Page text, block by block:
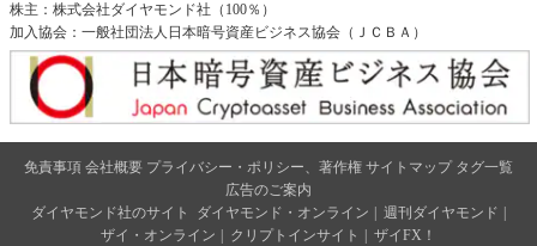
株主：株式会社ダイヤモンド社（100％）
加入協会：一般社団法人日本暗号資産ビジネス協会（ＪＣＢＡ）
免責事項 会社概要 プライバシー・ポリシー、著作権 サイトマップ タグ一覧
広告のご案内
ダイヤモンド社のサイト
ダイヤモンド・オンライン | 週刊ダイヤモンド |
ザイ・オンライン | クリプトインサイト | ザイFX！